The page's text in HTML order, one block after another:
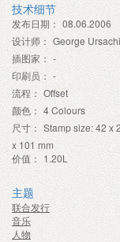
技术细节
发布日期： 08.06.2006
设计师： George Ursachi
插图家： -
印刷员： -
流程： Offset
颜色： 4 Colours
尺寸： Stamp size: 42 x
x 101 mm
价值： 1.20L
主题
联合发行
音乐
人物